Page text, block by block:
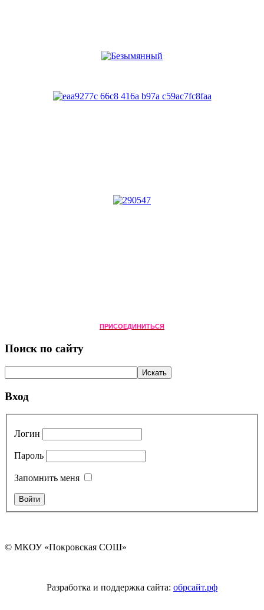
ПРИСОЕДИНИТЬСЯ
Поиск по сайту
Вход
Логин
Пароль
Запомнить меня
© МКОУ «Покровская СОШ»
Разработка и поддержка сайта: обрсайт.рф